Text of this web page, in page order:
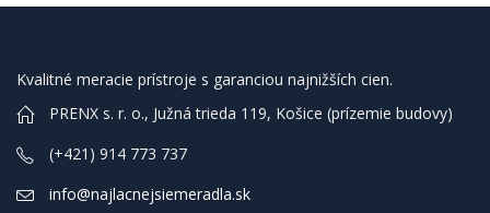
Kvalitné meracie prístroje s garanciou najnižších cien.
PRENX s. r. o., Južná trieda 119, Košice (prízemie budovy)
(+421) 914 773 737
info@najlacnejsiemeradla.sk